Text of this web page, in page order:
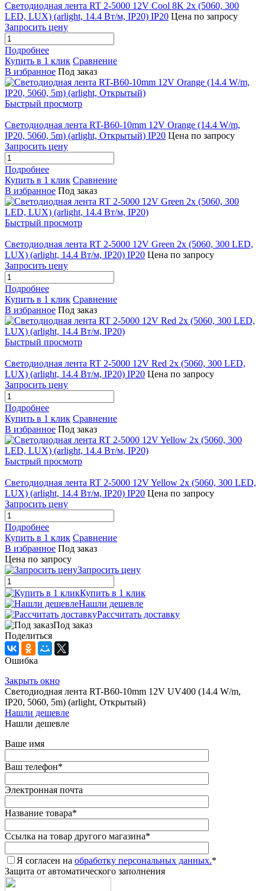
Светодиодная лента RT 2-5000 12V Cool 8K 2x (5060, 300
LED, LUX) (arlight, 14.4 Вт/м, IP20) IP20 Цена по запросу
Запросить цену
Подробнее
Купить в 1 клик Сравнение
В избранное Под заказ
Быстрый просмотр
Светодиодная лента RT-B60-10mm 12V Orange (14.4 W/m,
IP20, 5060, 5m) (arlight, Открытый) IP20 Цена по запросу
Запросить цену
Подробнее
Купить в 1 клик Сравнение
В избранное Под заказ
Быстрый просмотр
Светодиодная лента RT 2-5000 12V Green 2x (5060, 300 LED,
LUX) (arlight, 14.4 Вт/м, IP20) IP20 Цена по запросу
Запросить цену
Подробнее
Купить в 1 клик Сравнение
В избранное Под заказ
Быстрый просмотр
Светодиодная лента RT 2-5000 12V Red 2x (5060, 300 LED,
LUX) (arlight, 14.4 Вт/м, IP20) IP20 Цена по запросу
Запросить цену
Подробнее
Купить в 1 клик Сравнение
В избранное Под заказ
Быстрый просмотр
Светодиодная лента RT 2-5000 12V Yellow 2x (5060, 300 LED,
LUX) (arlight, 14.4 Вт/м, IP20) IP20 Цена по запросу
Запросить цену
Подробнее
Купить в 1 клик Сравнение
В избранное Под заказ
Цена по запросу
Запросить цену
Купить в 1 клик
Нашли дешевле
Рассчитать доставку
Под заказ
Поделиться
Ошибка
Закрыть окно
Светодиодная лента RT-B60-10mm 12V UV400 (14.4 W/m,
IP20, 5060, 5m) (arlight, Открытый)
Нашли дешевле
Нашли дешевле
Ваше имя
Ваш телефон*
Электронная почта
Название товара*
Ссылка на товар другого магазина*
Я согласен на обработку персональных данных.*
Защита от автоматического заполнения